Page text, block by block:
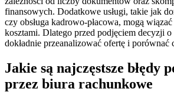
finansowych. Dodatkowe usługi, takie jak
czy obsługa kadrowo-płacowa, mogą
kosztami. Dlatego przed podjęciem decyzji
dokładnie przeanalizować ofertę i porównać
Jakie są najczęstsze błędy
przez biura rachunkowe